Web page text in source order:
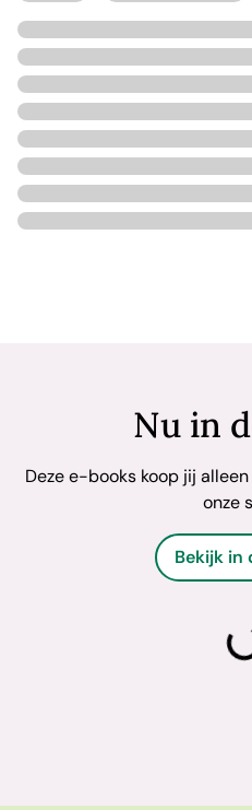
Nu in
Deze e-books koop jij
onze
Bekijk in